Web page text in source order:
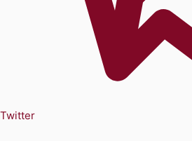
Twitter